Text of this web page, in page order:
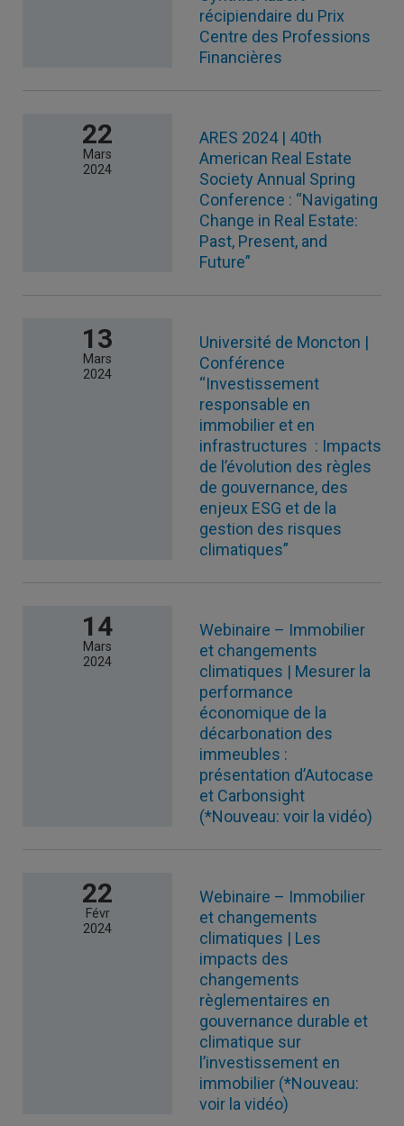
récipiendaire du Prix
Centre des Professions
Financières
22
Mars
2024
ARES 2024 | 40th
American Real Estate
Society Annual Spring
Conference : “Navigating
Change in Real Estate:
Past, Present, and
Future”
13
Mars
2024
Université de Moncton |
Conférence
“Investissement
responsable en
immobilier et en
infrastructures : Impacts
de l’évolution des règles
de gouvernance, des
enjeux ESG et de la
gestion des risques
climatiques”
14
Mars
2024
Webinaire – Immobilier
et changements
climatiques | Mesurer la
performance
économique de la
décarbonation des
immeubles :
présentation d’Autocase
et Carbonsight
(*Nouveau: voir la vidéo)
22
Févr
2024
Webinaire – Immobilier
et changements
climatiques | Les
impacts des
changements
règlementaires en
gouvernance durable et
climatique sur
l’investissement en
immobilier (*Nouveau:
voir la vidéo)